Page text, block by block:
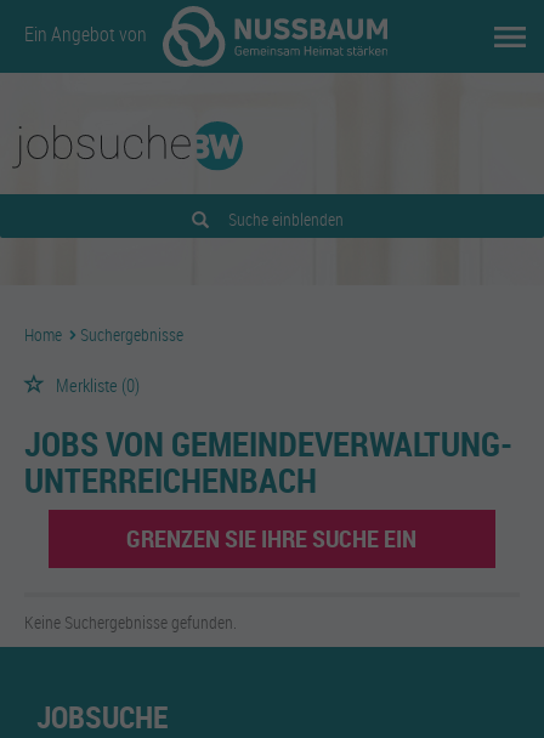
Ein Angebot von
Suche einblenden
Home Suchergebnisse
Merkliste (0)
JOBS VON GEMEINDEVERWALTUNG-
UNTERREICHENBACH
GRENZEN SIE IHRE SUCHE EIN
Keine Suchergebnisse gefunden.
JOBSUCHE